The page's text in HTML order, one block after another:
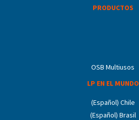
PRODUCTOS
OSB Multiusos
LP EN EL MUNDO
(Español) Chile
(Español) Brasil